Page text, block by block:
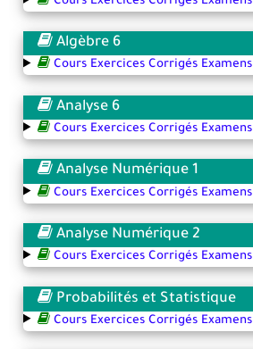
Algèbre 6
Cours Exercices Corrigés Examens
Analyse 6
Cours Exercices Corrigés Examens
Analyse Numérique 1
Cours Exercices Corrigés Examens
Analyse Numérique 2
Cours Exercices Corrigés Examens
Probabilités et Statistique
Cours Exercices Corrigés Examens